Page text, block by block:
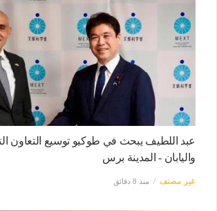
عبد اللطيف يبحث في طوكيو توسيع التعاون
واليابان - المدينة برس
غير مصنف منذ 8 دقائق